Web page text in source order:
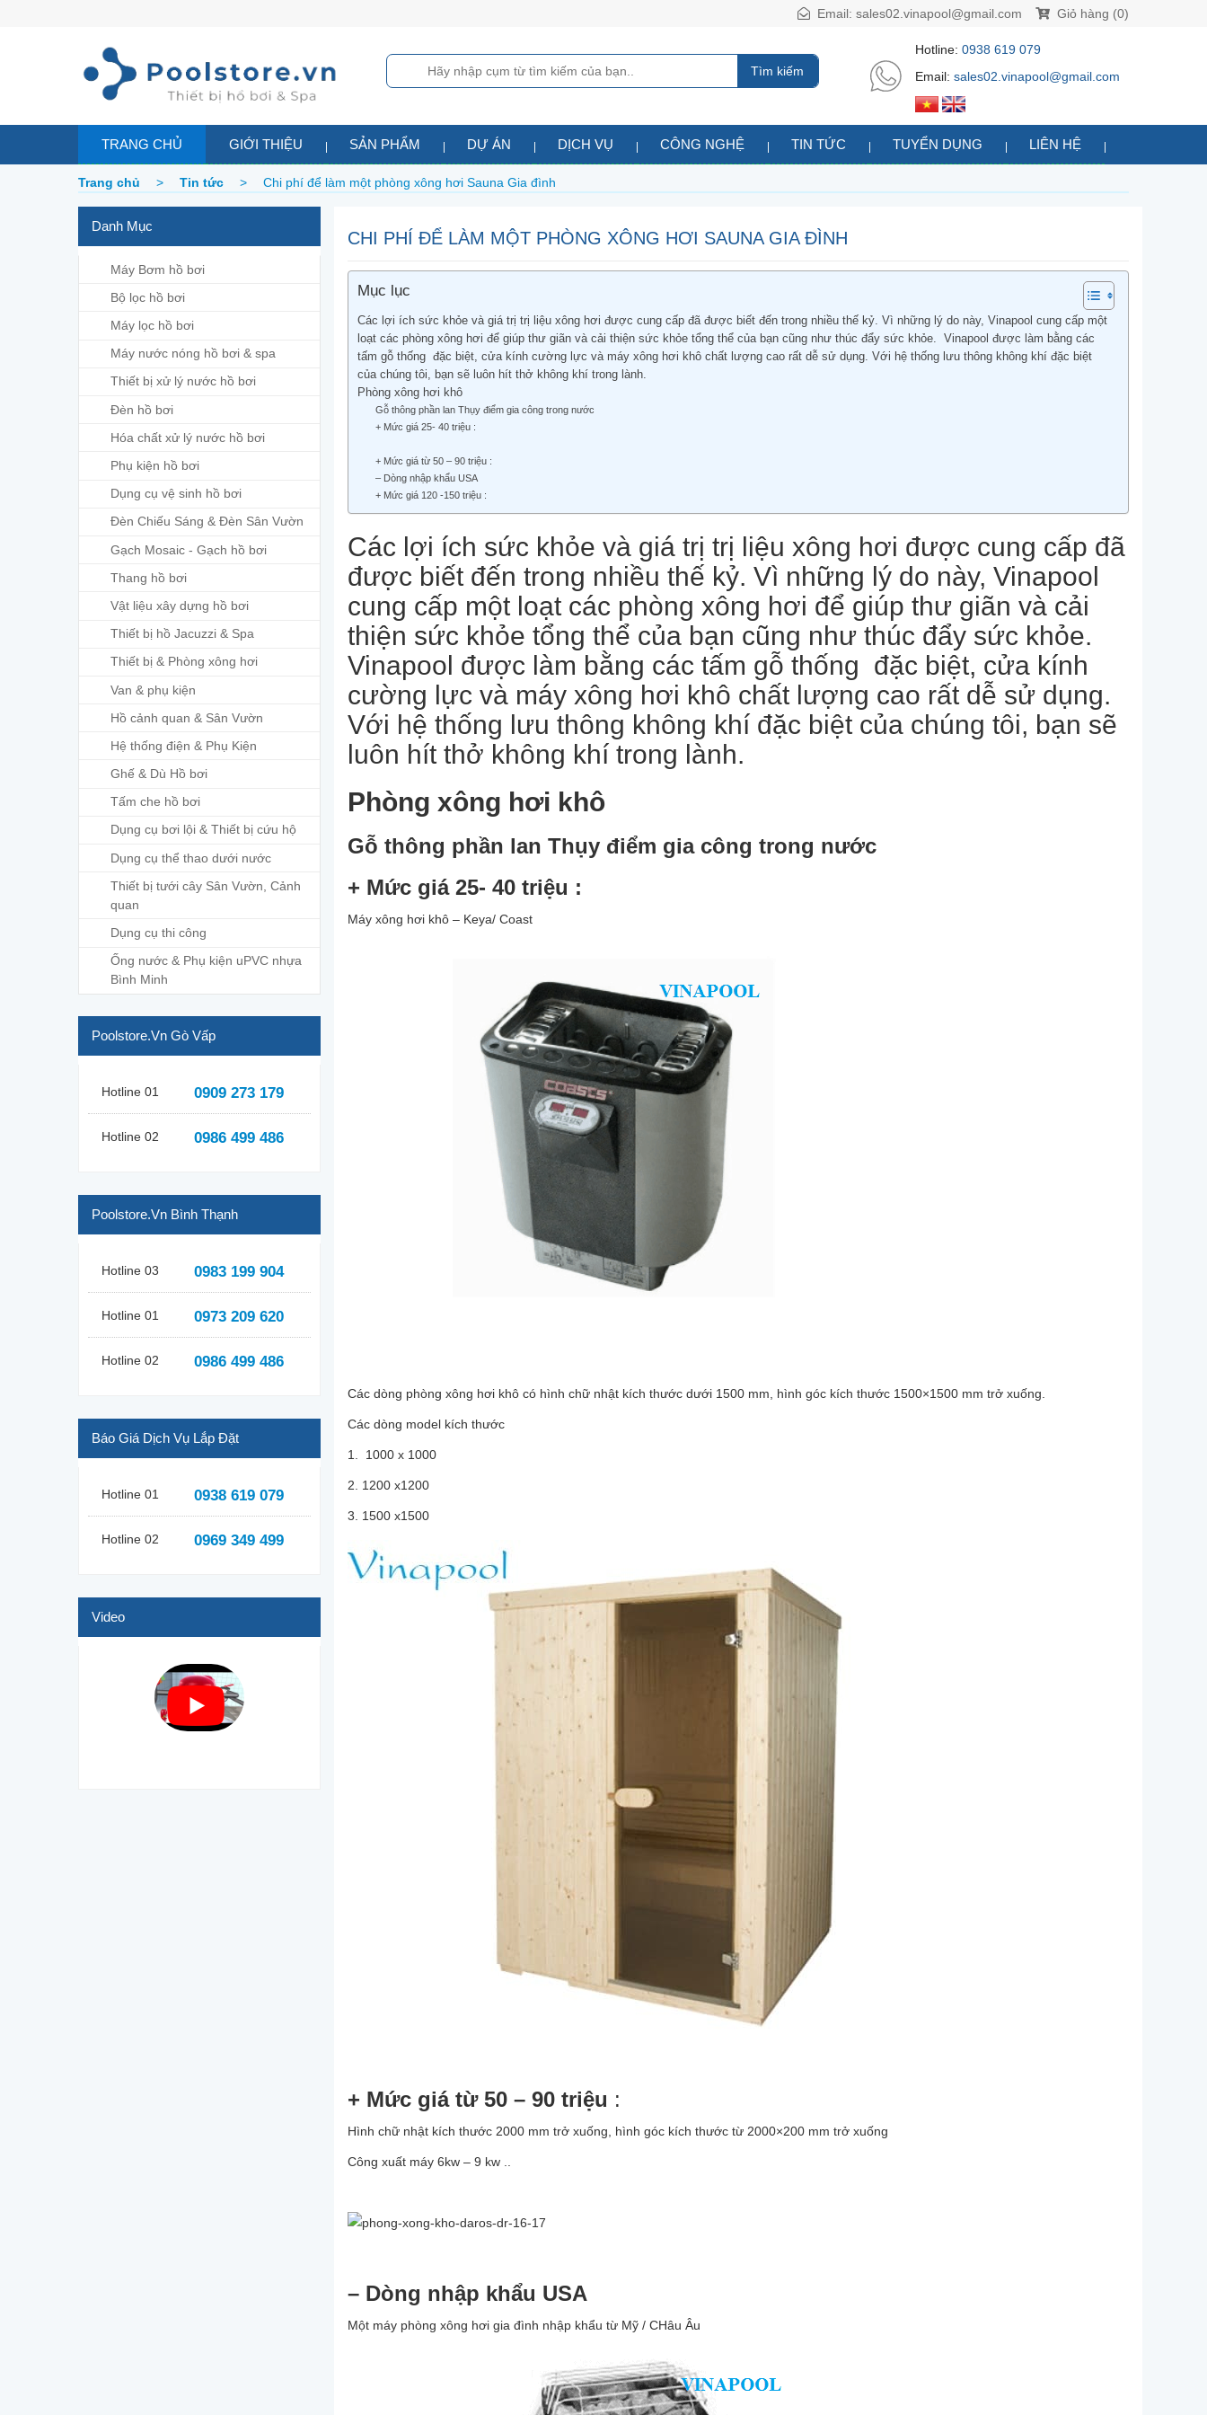
Giỏ hàng (0)
Email: sales02.vinapool@gmail.com
Tìm kiếm
Hotline: 0938 619 079
Email: sales02.vinapool@gmail.com
TRANG CHỦ GIỚI THIỆU SẢN PHẨM DỰ ÁN DỊCH VỤ CÔNG NGHỆ TIN TỨC TUYỂN DỤNG LIÊN HỆ
Trang chủ > Tin tức > Chi phí để làm một phòng xông hơi Sauna Gia đình
Danh Mục
Máy Bơm hồ bơi
Bộ lọc hồ bơi
Máy lọc hồ bơi
Máy nước nóng hồ bơi & spa
Thiết bị xử lý nước hồ bơi
Đèn hồ bơi
Hóa chất xử lý nước hồ bơi
Phụ kiện hồ bơi
Dụng cụ vệ sinh hồ bơi
Đèn Chiếu Sáng & Đèn Sân Vườn
Gạch Mosaic - Gạch hồ bơi
Thang hồ bơi
Vật liệu xây dựng hồ bơi
Thiết bị hồ Jacuzzi & Spa
Thiết bị & Phòng xông hơi
Van & phụ kiện
Hồ cảnh quan & Sân Vườn
Hệ thống điện & Phụ Kiện
Ghế & Dù Hồ bơi
Tấm che hồ bơi
Dụng cụ bơi lội & Thiết bị cứu hộ
Dụng cụ thể thao dưới nước
Thiết bị tưới cây Sân Vườn, Cảnh
quan
Dụng cụ thi công
Ống nước & Phụ kiện uPVC nhựa
Bình Minh
Poolstore.vn Gò Vấp
Hotline 01 0909 273 179
Hotline 02 0986 499 486
Poolstore.vn Bình Thạnh
Hotline 03 0983 199 904
Hotline 01 0973 209 620
Hotline 02 0986 499 486
Báo Giá Dịch Vụ Lắp Đặt
Hotline 01 0938 619 079
Hotline 02 0969 349 499
Video
CHI PHÍ ĐỂ LÀM MỘT PHÒNG XÔNG HƠI SAUNA GIA ĐÌNH
Mục lục
Các lợi ích sức khỏe và giá trị trị liệu xông hơi được cung cấp đã được biết đến trong nhiều thế kỷ. Vì những lý do này, Vinapool cung cấp một
loạt các phòng xông hơi để giúp thư giãn và cải thiện sức khỏe tổng thể của bạn cũng như thúc đẩy sức khỏe. Vinapool được làm bằng các
tấm gỗ thống đặc biệt, cửa kính cường lực và máy xông hơi khô chất lượng cao rất dễ sử dụng. Với hệ thống lưu thông không khí đặc biệt
của chúng tôi, bạn sẽ luôn hít thở không khí trong lành.
Phòng xông hơi khô
Gỗ thông phần lan Thụy điểm gia công trong nước
+ Mức giá 25- 40 triệu :
+ Mức giá từ 50 – 90 triệu :
– Dòng nhập khẩu USA
+ Mức giá 120 -150 triệu :
Các lợi ích sức khỏe và giá trị trị liệu xông hơi được cung cấp đã
được biết đến trong nhiều thế kỷ. Vì những lý do này, Vinapool
cung cấp một loạt các phòng xông hơi để giúp thư giãn và cải
thiện sức khỏe tổng thể của bạn cũng như thúc đẩy sức khỏe.
Vinapool được làm bằng các tấm gỗ thống đặc biệt, cửa kính
cường lực và máy xông hơi khô chất lượng cao rất dễ sử dụng.
Với hệ thống lưu thông không khí đặc biệt của chúng tôi, bạn sẽ
luôn hít thở không khí trong lành.
Phòng xông hơi khô
Gỗ thông phần lan Thụy điểm gia công trong nước
+ Mức giá 25- 40 triệu :
Máy xông hơi khô – Keya/ Coast
Các dòng phòng xông hơi khô có hình chữ nhật kích thước dưới 1500 mm, hình góc kích thước 1500×1500 mm trở xuống.
Các dòng model kích thước
1. 1000 x 1000
2. 1200 x1200
3. 1500 x1500
+ Mức giá từ 50 – 90 triệu :
Hình chữ nhật kích thước 2000 mm trở xuống, hình góc kích thước từ 2000×200 mm trở xuống
Công xuất máy 6kw – 9 kw ..
– Dòng nhập khẩu USA
Một máy phòng xông hơi gia đình nhập khẩu từ Mỹ / CHâu Âu